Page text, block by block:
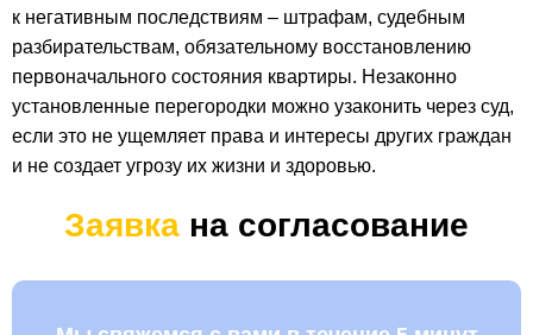
к негативным последствиям – штрафам, судебным
разбирательствам, обязательному восстановлению
первоначального состояния квартиры. Незаконно
установленные перегородки можно узаконить через суд,
если это не ущемляет права и интересы других граждан
и не создает угрозу их жизни и здоровью.
Заявка на согласование